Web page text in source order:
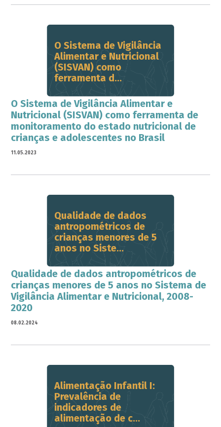
O Sistema de Vigilância
Alimentar e Nutricional
(SISVAN) como
ferramenta d...
O Sistema de Vigilância Alimentar e
Nutricional (SISVAN) como ferramenta de
monitoramento do estado nutricional de
crianças e adolescentes no Brasil
11.05.2023
Qualidade de dados
antropométricos de
crianças menores de 5
anos no Siste...
Qualidade de dados antropométricos de
crianças menores de 5 anos no Sistema de
Vigilância Alimentar e Nutricional, 2008-
2020
08.02.2024
Alimentação Infantil I:
Prevalência de
indicadores de
alimentação de c...